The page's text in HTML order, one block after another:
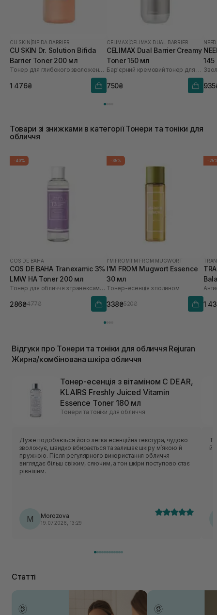
CU SKIN BIFIDA BARRIER
CU SKIN Dr. Solution Bifida
Barrier Toner 200 мл
Тонер для глибокого зволоження з лізатом біфідобактерій 85%
1 476₴
CELIMAX CELIMAX DUAL BARRIER
CELIMAX Dual Barrier Creamy
Toner 150 мл
Бар'єрний кремовий тонер для обличчя
750₴
Товари зі знижками в категорії Тонери та тоніки для
обличчя
-40%
COS DE BAHA
COS DE BAHA Tranexamic 3%
LMW HA Toner 200 мл
Тонер для обличчя з транексамовою кислотою
286₴477₴
-35%
I'M FROM I'M FROM MUGWORT
I'M FROM Mugwort Essence
30 мл
Тонер-есенція з полином
338₴520₴
-
1
Відгуки про Тонери та тоніки для обличчя Rejuran
Жирна/комбінована шкіра обличчя
Тонер-есенція з вітаміном C DEAR,
KLAIRS Freshly Juiced Vitamin
Essence Toner 180 мл
Тонери та тоніки для обличчя
Дуже подобається його легка есенційна текстура, чудово
зволожує, швидко вбирається та залишає шкіру м’якою й
пружною. Після регулярного використання обличчя
виглядає більш свіжим, сяючим, а тон шкіри поступово стає
рівнішим.
M Morozova
19.07.2026, 13:29
Статті